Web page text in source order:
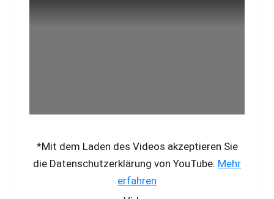
*Mit dem Laden des Videos akzeptieren Sie
die Datenschutzerklärung von YouTube. Mehr
erfahren